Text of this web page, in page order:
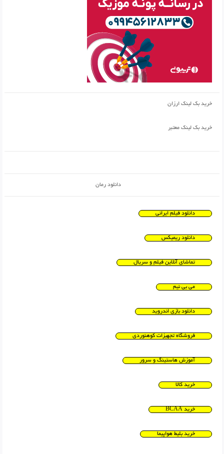
خرید بک لینک ارزان
خرید بک لینک معتبر
دانلود رمان
دانلود فیلم ایرانی
دانلود ریمیکس
تماشای آنلاین فیلم و سریال
می بی نیم
دانلود بازی اندروید
فروشگاه تجهیزات کوهنوردی
آموزش هاستینگ و سرور
خرید کالا
خرید BCAA
خرید بلیط هواپیما